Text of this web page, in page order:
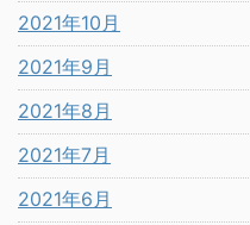
2021年10月
2021年9月
2021年8月
2021年7月
2021年6月